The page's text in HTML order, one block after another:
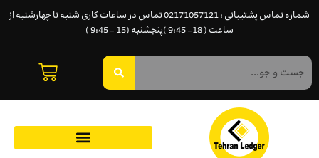
شماره تماس پشتیبانی : 02171057121 تماس در ساعات کاری شنبه تا چهارشنبه از
ساعت ( 18- 9:45 )پنجشنبه (15 - 9:45 )